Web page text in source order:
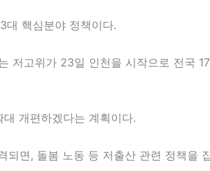
핵심분야 정책이다.
저고위가 23일 인천을 시작으로 전국
개편하겠다는 계획이다.
되면, 돌봄 노동 등 저출산 관련 정책을